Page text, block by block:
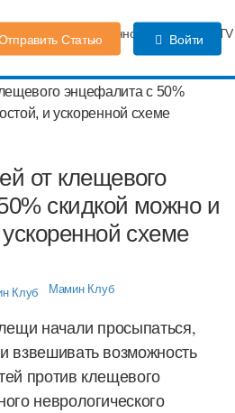
Календарь беременности Форум
Статью Войти
от клещевого
скидкой можно и
схеме
Мамин Клуб
начали просыпаться,
взвешивать возможность
против клещевого
неврологического